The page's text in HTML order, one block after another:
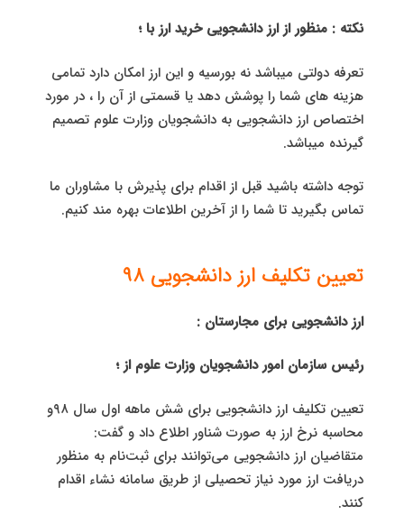
نکته : منظور از ارز دانشجویی خرید ارز با ؛
تعرفه دولتی میباشد نه بورسیه و این ارز امکان دارد تمامی
هزینه های شما را پوشش دهد یا قسمتی از آن را ، در مورد
اختصاص ارز دانشجویی به دانشجویان وزارت علوم تصمیم
گیرنده میباشد.
توجه داشته باشید قبل از اقدام برای پذیرش با مشاوران ما
تماس بگیرید تا شما را از آخرین اطلاعات بهره مند کنیم.
تعیین تکلیف ارز دانشجویی ۹۸
ارز دانشجویی برای مجارستان :
رئیس سازمان امور دانشجویان وزارت علوم از ؛
تعیین تکلیف ارز دانشجویی برای شش ماهه اول سال ۹۸و
محاسبه نرخ ارز به صورت شناور اطلاع داد و گفت:
متقاضیان ارز دانشجویی می‌توانند برای ثبت‌نام به منظور
دریافت ارز مورد نیاز تحصیلی از طریق سامانه نشاء اقدام
کنند.